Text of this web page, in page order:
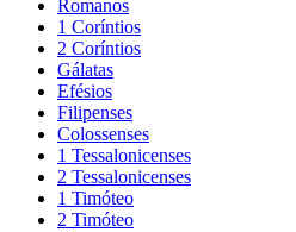
Romanos
1 Coríntios
2 Coríntios
Gálatas
Efésios
Filipenses
Colossenses
1 Tessalonicenses
2 Tessalonicenses
1 Timóteo
2 Timóteo